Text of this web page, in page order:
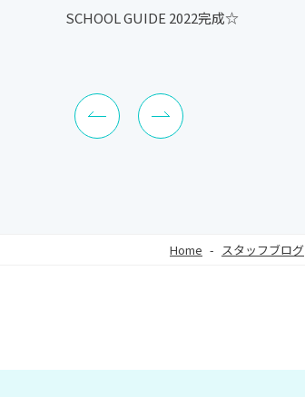
SCHOOL GUIDE 2022完成☆
Home - スタッフブログ